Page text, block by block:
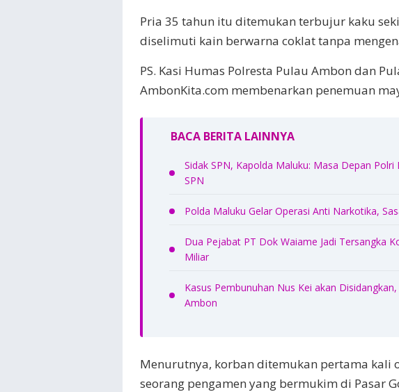
Pria 35 tahun itu ditemukan terbujur kaku
diselimuti kain berwarna coklat tanpa
PS. Kasi Humas Polresta Pulau Ambon dan
AmbonKita.com membenarkan penemuan
BACA BERITA LAINNYA
Sidak SPN, Kapolda Maluku: Masa Depan
SPN
Polda Maluku Gelar Operasi Anti Narkotika,
Dua Pejabat PT Dok Waiame Jadi Tersangka
Miliar
Kasus Pembunuhan Nus Kei akan
Ambon
Menurutnya, korban ditemukan pertama kali
seorang pengamen yang bermukim di Pasar